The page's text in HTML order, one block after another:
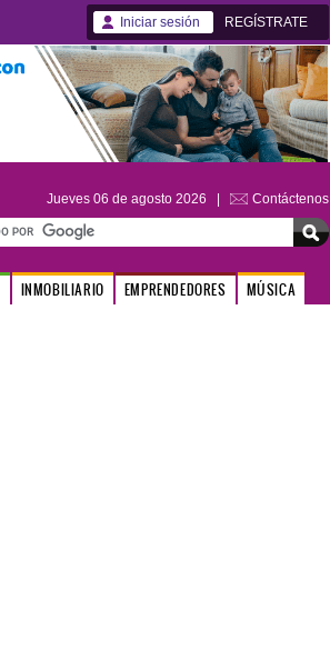
Iniciar sesión REGÍSTRATE
Jueves 06 de agosto 2026 | Contáctenos
INMOBILIARIO EMPRENDEDORES MÚSICA